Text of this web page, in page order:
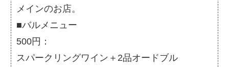
メインのお店。
■バルメニュー
500円：
スパークリングワイン＋2品オードブル